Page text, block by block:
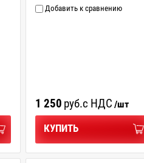
Добавить к сравнению
1 250 руб.с НДС /шт
КУПИТЬ